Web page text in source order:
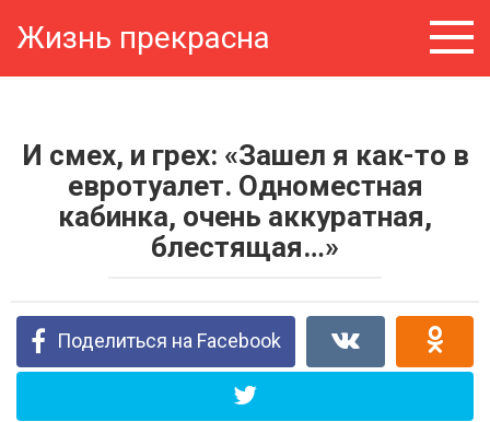
Жизнь прекрасна
И смех, и грех: «Зашел я как-то в
евротуалет. Одноместная
кабинка, очень аккуратная,
блестящая…»
Поделиться на Facebook